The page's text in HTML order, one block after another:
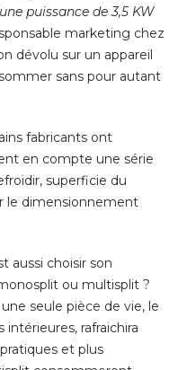
puissance de 3,5 KW
marketing chez
dévolu sur un appareil
sans pour autant
fabricants ont
en compte une série
superficie du
le dimensionnement
aussi choisir son
ou multisplit ?
seule pièce de vie, le
rafraichira
et plus